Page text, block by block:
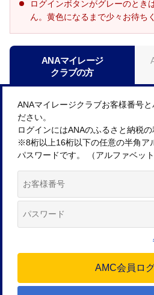
ログインボタンがグレーのとき
ん。黄色になるまで少々お待ち
ANAマイレージ
クラブの方
ANAマイレージクラブお客様番号
ださい。
ログインにはANAのふるさと納税の
※8桁以上16桁以下の任意の半角ア
パスワードです。 （アルファベット